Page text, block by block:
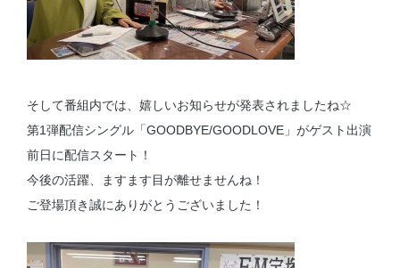
そして番組内では、嬉しいお知らせが発表されましたね☆
第1弾配信シングル「GOODBYE/GOODLOVE」がゲスト出演
前日に配信スタート！
今後の活躍、ますます目が離せませんね！
ご登場頂き誠にありがとうございました！